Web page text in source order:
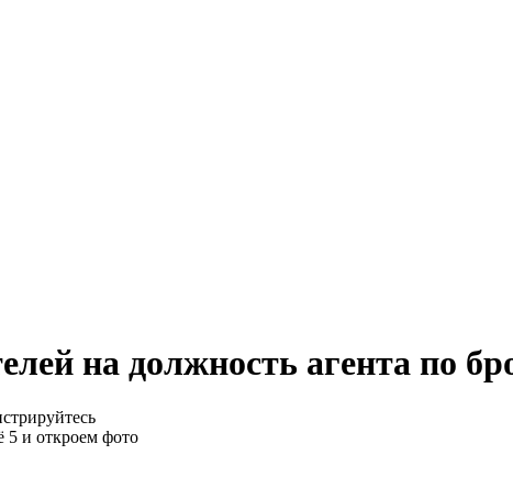
на должность агента по
5 и откроем фото